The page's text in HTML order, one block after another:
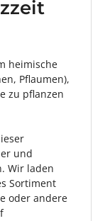
heimische
Pflaumen),
zu pflanzen
und
Wir laden
Sortiment
oder andere